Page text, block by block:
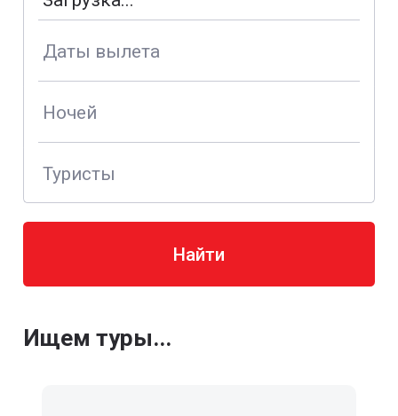
Даты вылета
Ночей
Туристы
Найти
Ищем туры...